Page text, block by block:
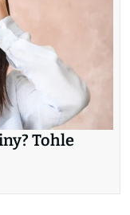
Tohle